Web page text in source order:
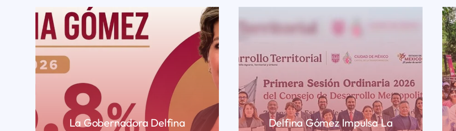
La Gobernadora Delfina
Delfina Gómez Impulsa La